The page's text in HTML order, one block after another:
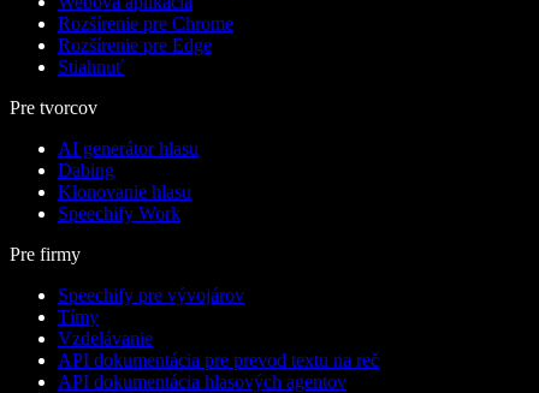
Rozšírenie pre Chrome
Rozšírenie pre Edge
Stiahnuť
Pre tvorcov
AI generátor hlasu
Dabing
Klonovanie hlasu
Speechify Work
Pre firmy
Speechify pre vývojárov
Tímy
Vzdelávanie
API dokumentácia pre prevod textu na reč
API dokumentácia hlasových agentov